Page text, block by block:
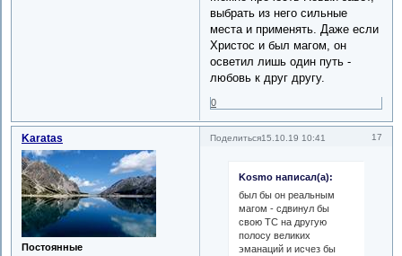
выбрать из него сильные
места и применять. Даже если
Христос и был магом, он
осветил лишь один путь -
любовь к друг другу.
0
Поделиться 17
15.10.19 10:41
Karatas
Постоянные
Kosmo написал(а):
был бы он реальным
магом - сдвинул бы
свою ТС на другую
полосу великих
эманаций и исчез бы